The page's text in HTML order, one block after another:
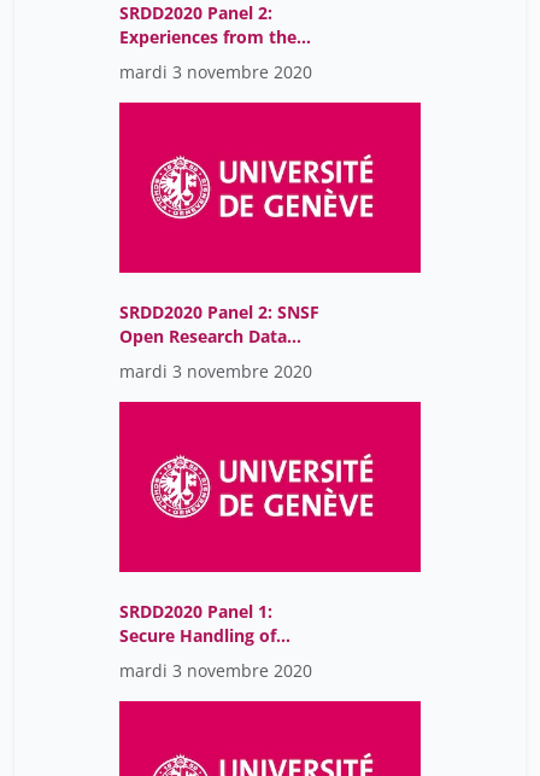
SRDD2020 Panel 2:
Experiences from the
DLCM pilot projects and
possible implications for
research data
universities (of applied
sciences)
mardi 3 novembre 2020
SRDD2020 Panel 2: SNSF
Open Research Data
Policy: First Experiences
mardi 3 novembre 2020
SRDD2020 Panel 1:
Secure Handling of
Confidential Research
Data
mardi 3 novembre 2020